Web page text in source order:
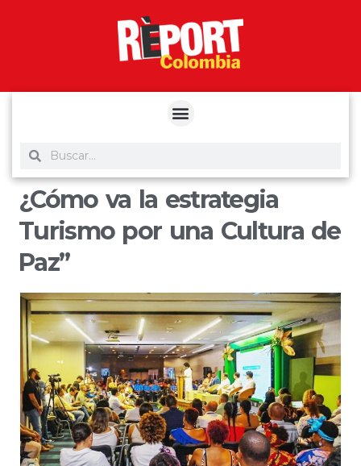
¿Cómo va la estrategia
Turismo por una Cultura de
Paz”